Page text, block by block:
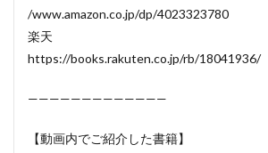
/www.amazon.co.jp/dp/4023323780
楽天
https://books.rakuten.co.jp/rb/18041936/
—————————————
【動画内でご紹介した書籍】